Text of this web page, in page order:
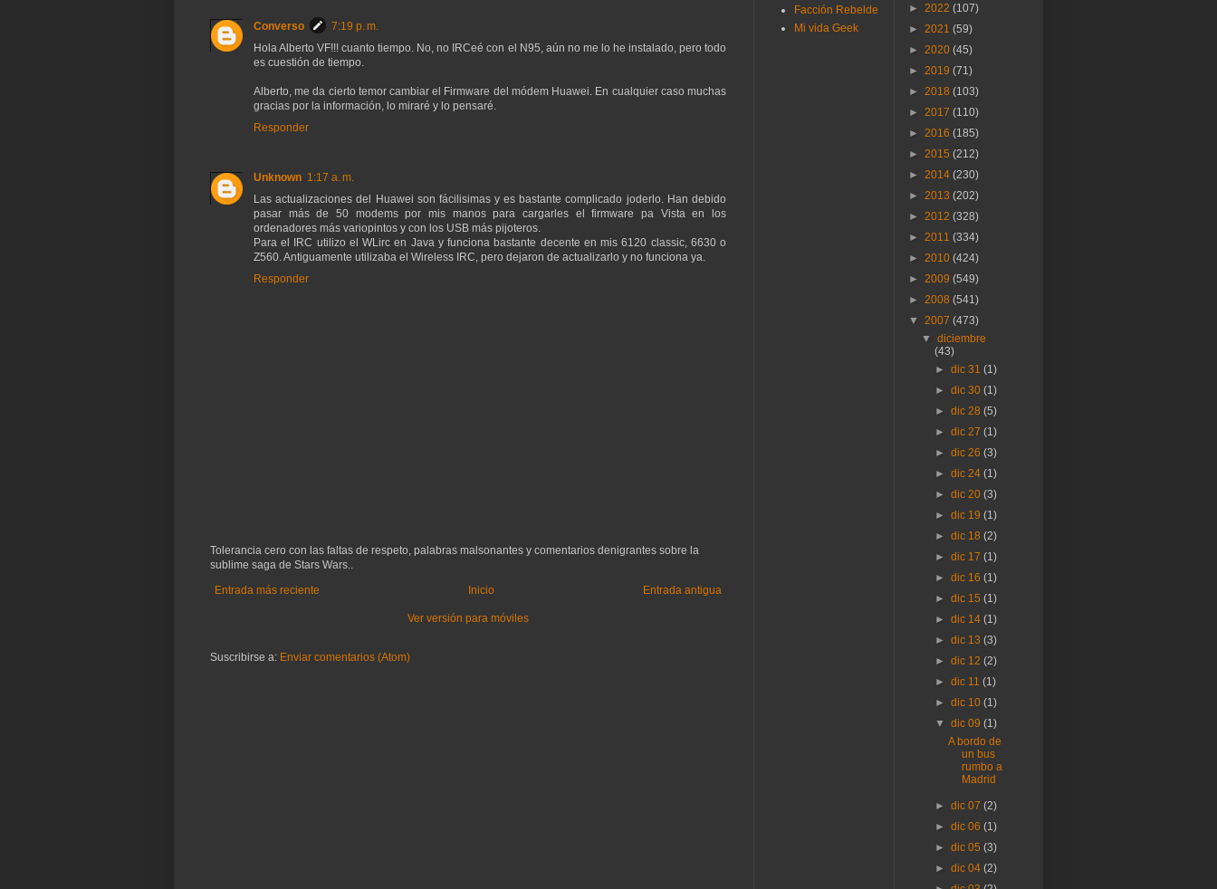
Converso
7:19 p. m.
Hola Alberto VF!!! cuanto tiempo. No, no IRCeé con el N95, aún no me lo he instalado, pero todo
es cuestión de tiempo.
Alberto, me da cierto temor cambiar el Firmware del módem Huawei. En cualquier caso muchas
gracias por la información, lo miraré y lo pensaré.
Responder
Unknown 1:17 a. m.
Las actualizaciones del Huawei son fácilisimas y es bastante complicado joderlo. Han debido
pasar más de 50 modems por mis manos para cargarles el firmware pa Vista en los
ordenadores más variopintos y con los USB más pijoteros.
Para el IRC utilizo el WLirc en Java y funciona bastante decente en mis 6120 classic, 6630 o
Z560. Antiguamente utilizaba el Wireless IRC, pero dejaron de actualizarlo y no funciona ya.
Responder
Tolerancia cero con las faltas de respeto, palabras malsonantes y comentarios denigrantes sobre la
sublime saga de Stars Wars..
Entrada más reciente
Entrada antigua
Inicio
Ver versión para móviles
Suscribirse a: Enviar comentarios (Atom)
Facción Rebelde
Mi vida Geek
► 2022 (107)
► 2021 (59)
► 2020 (45)
► 2019 (71)
► 2018 (103)
► 2017 (110)
► 2016 (185)
► 2015 (212)
► 2014 (230)
► 2013 (202)
► 2012 (328)
► 2011 (334)
► 2010 (424)
► 2009 (549)
► 2008 (541)
▼ 2007 (473)
▼diciembre
(43)
► dic 31 (1)
► dic 30 (1)
► dic 28 (5)
► dic 27 (1)
► dic 26 (3)
► dic 24 (1)
► dic 20 (3)
► dic 19 (1)
► dic 18 (2)
► dic 17 (1)
► dic 16 (1)
► dic 15 (1)
► dic 14 (1)
► dic 13 (3)
► dic 12 (2)
► dic 11 (1)
► dic 10 (1)
▼ dic 09 (1)
A bordo de
un bus
rumbo a
Madrid
► dic 07 (2)
► dic 06 (1)
► dic 05 (3)
► dic 04 (2)